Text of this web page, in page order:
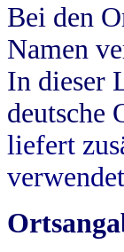
Bei den
Namen
In dieser
deutsche
liefert